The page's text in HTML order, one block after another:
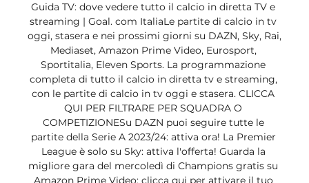
Guida TV: dove vedere tutto il calcio in diretta TV e
streaming | Goal. com ItaliaLe partite di calcio in tv
oggi, stasera e nei prossimi giorni su DAZN, Sky, Rai,
Mediaset, Amazon Prime Video, Eurosport,
Sportitalia, Eleven Sports. La programmazione
completa di tutto il calcio in diretta tv e streaming,
con le partite di calcio in tv oggi e stasera. CLICCA
QUI PER FILTRARE PER SQUADRA O
COMPETIZIONESu DAZN puoi seguire tutte le
partite della Serie A 2023/24: attiva ora! La Premier
League è solo su Sky: attiva l'offerta! Guarda la
migliore gara del mercoledì di Champions gratis su
Amazon Prime Video: clicca qui per attivare il tuo